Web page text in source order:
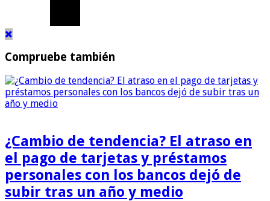
Compruebe también
¿Cambio de tendencia? El atraso en
el pago de tarjetas y préstamos
personales con los bancos dejó de
subir tras un año y medio